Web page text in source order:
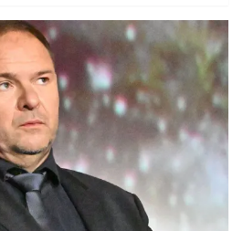
przyciągając uwagę
groby.